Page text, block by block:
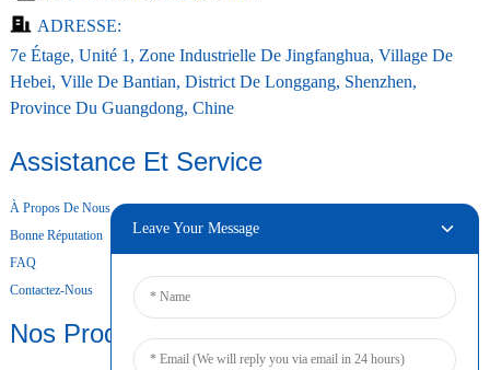
ADRESSE:
7e Étage, Unité 1, Zone Industrielle De Jingfanghua, Village De
Hebei, Ville De Bantian, District De Longgang, Shenzhen,
Province Du Guangdong, Chine
Assistance Et Service
À Propos De Nous
Bonne Réputation
FAQ
Contactez-Nous
Nos Produits
Leave Your Message